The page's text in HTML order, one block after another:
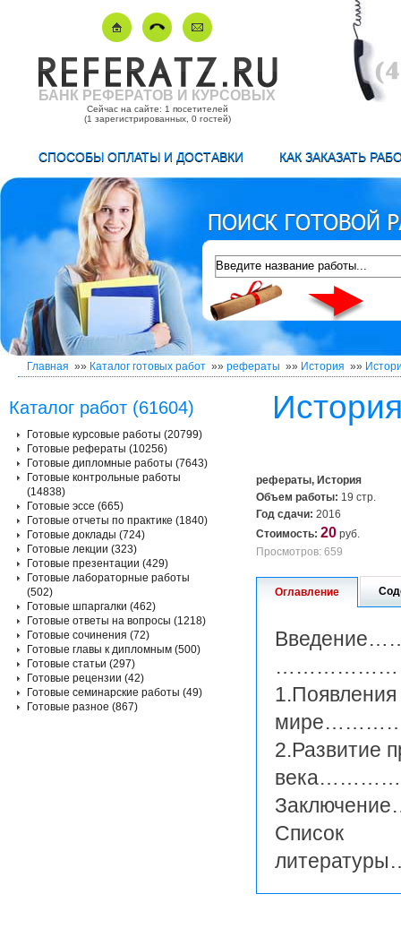
БАНК РЕФЕРАТОВ И КУРСОВЫХ
Сейчас на сайте: 1 посетителей
(1 зарегистрированных, 0 гостей)
СПОСОБЫ ОПЛАТЫ И ДОСТАВКИ КАК ЗАКАЗАТЬ
Главная »» Каталог готовых работ »» рефераты »» История »»
рефераты, История
Объем работы: 19 стр.
Год сдачи: 2016
Стоимость: 20 руб.
Просмотров: 659
Оглавление
2.Развитие
Список
Каталог работ (61604)
Готовые курсовые работы (20799)
Готовые рефераты (10256)
Готовые дипломные работы (7643)
Готовые контрольные работы
(14838)
Готовые эссе (665)
Готовые отчеты по практике (1840)
Готовые доклады (724)
Готовые лекции (323)
Готовые презентации (429)
Готовые лабораторные работы
(502)
Готовые шпаргалки (462)
Готовые ответы на вопросы (1218)
Готовые сочинения (72)
Готовые главы к дипломным (500)
Готовые статьи (297)
Готовые рецензии (42)
Готовые семинарские работы (49)
Готовые разное (867)